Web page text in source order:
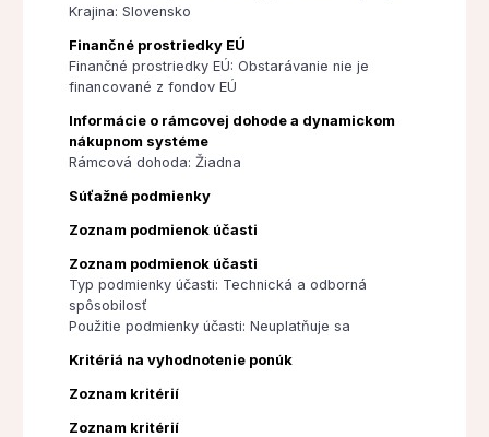
Krajina: Slovensko
Finančné prostriedky EÚ
Finančné prostriedky EÚ: Obstarávanie nie je
financované z fondov EÚ
Informácie o rámcovej dohode a dynamickom
nákupnom systéme
Rámcová dohoda: Žiadna
Súťažné podmienky
Zoznam podmienok účasti
Zoznam podmienok účasti
Typ podmienky účasti: Technická a odborná
spôsobilosť
Použitie podmienky účasti: Neuplatňuje sa
Kritériá na vyhodnotenie ponúk
Zoznam kritérií
Zoznam kritérií